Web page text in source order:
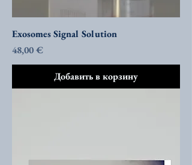
Exosomes Signal Solution
Цена
48,00 €
Добавить в корзину